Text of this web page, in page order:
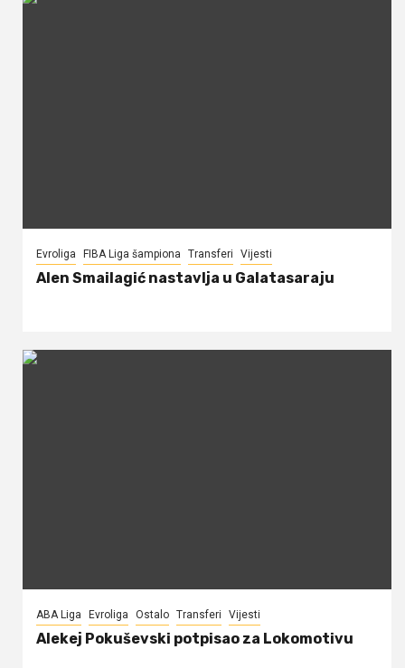
Evroliga FIBA Liga šampiona Transferi Vijesti
Alen Smailagić nastavlja u Galatasaraju
ABA Liga Evroliga Ostalo Transferi Vijesti
Alekej Pokuševski potpisao za Lokomotivu